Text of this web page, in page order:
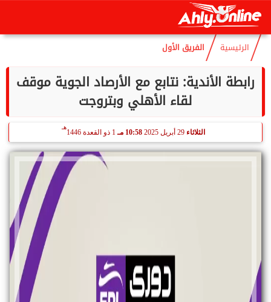
الخميس
الرئيسية الفريق الأول
رابطة الأندية: نتابع مع الأرصاد الجوية موقف
لقاء الأهلي وبتروجت
الثلاثاء 29 أبريل 2025 10:58 مـ 1 ذو القعدة 1446
هـ